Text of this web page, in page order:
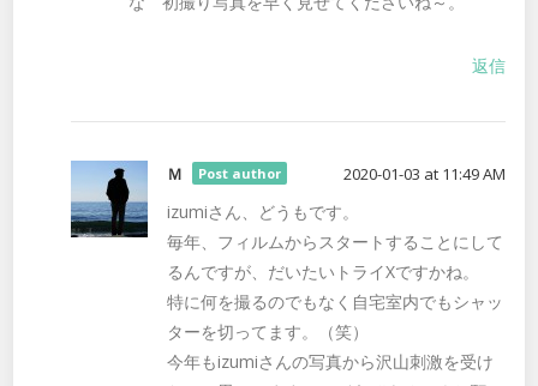
返信
Ｍ Post author 2020-01-03 at 11:49 AM
izumiさん、どうもです。
毎年、フィルムからスタートすることにして
るんですが、だいたいトライXですかね。
特に何を撮るのでもなく自宅室内でもシャッ
ターを切ってます。（笑）
今年もizumiさんの写真から沢山刺激を受け